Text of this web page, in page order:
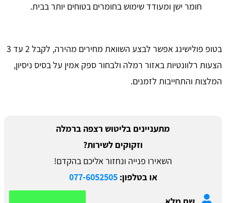
חומר ישן ומעודד שימוש בחומרים בטוחים יותר בבית.
​בטופ פולישינג אפשר לבצע השוואת מחירים מהירה, לקבל 2 עד 3
הצעות רלוונטיות באזור רמלה ולבחור ספק אמין על בסיס ניסיון,
המלצות והתחייבות לזמנים.
מתעניינים בליטוש רצפה ברמלה
וזקוקים לשירות?
השאירו פנייה ונחזור אליכם בהקדם!
או בטלפון:077-6052505